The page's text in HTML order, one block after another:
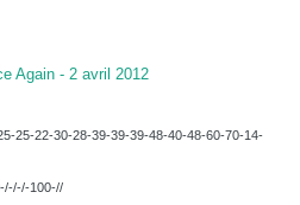
Again - 2 avril 2012
25-22-30-28-39-39-39-48-40-48-60-70-14-
100-//